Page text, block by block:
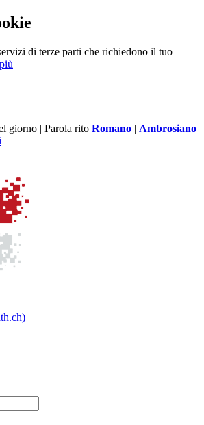
di terze parti che richiedono il tuo
giorno | Parola rito Romano | Ambrosiano
|